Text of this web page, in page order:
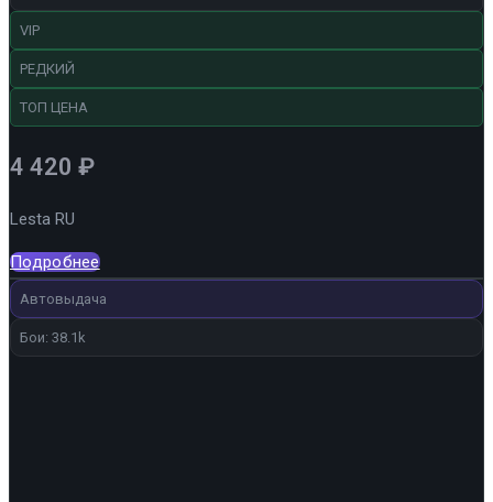
VIP
РЕДКИЙ
ТОП ЦЕНА
4 420 ₽
Lesta RU
Подробнее
Автовыдача
Бои: 38.1k